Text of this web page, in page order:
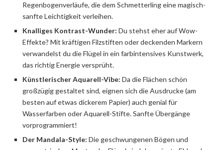
Regenbogenverläufe, die dem Schmetterling eine magisch-
sanfte Leichtigkeit verleihen.
Knalliges Kontrast-Wunder: Du stehst eher auf Wow-
Effekte? Mit kräftigen Filzstiften oder deckenden Markern
verwandelst du die Flügel in ein farbintensives Kunstwerk,
das richtig Energie versprüht.
Künstlerischer Aquarell-Vibe: Da die Flächen schön
großzügig gestaltet sind, eignen sich die Ausdrucke (am
besten auf etwas dickerem Papier) auch genial für
Wasserfarben oder Aquarell-Stifte. Sanfte Übergänge
vorprogrammiert!
Der Mandala-Style: Die geschwungenen Bögen und